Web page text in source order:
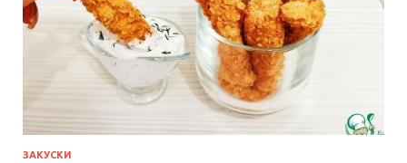
ЗАКУСКИ